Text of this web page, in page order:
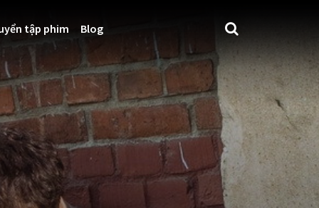
tập phim Blog